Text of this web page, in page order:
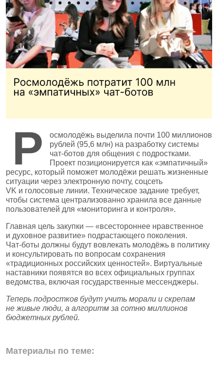
Р
осмолодёжь выделила почти 100 миллионов
рублей (95,6 млн) на разработку системы
чат‑ботов для общения с подростками.
Проект позиционируется как «эмпатичный»
ресурс, который поможет молодёжи решать жизненные
ситуации через электронную почту, соцсеть
VK и голосовые линии. Техническое задание требует,
чтобы система централизованно хранила все данные
пользователей для «мониторинга и контроля».
Главная цель закупки — «всестороннее нравственное
и духовное развитие» подрастающего поколения.
Чат‑боты должны будут вовлекать молодёжь в политику
и консультировать по вопросам сохранения
«традиционных российских ценностей». Виртуальные
наставники появятся во всех официальных группах
ведомства, включая государственные мессенджеры.
Теперь подростков будут учить морали и скрепам
не живые люди, а алгоритм за сотню миллионов
бюджетных рублей.
Материалы по теме: